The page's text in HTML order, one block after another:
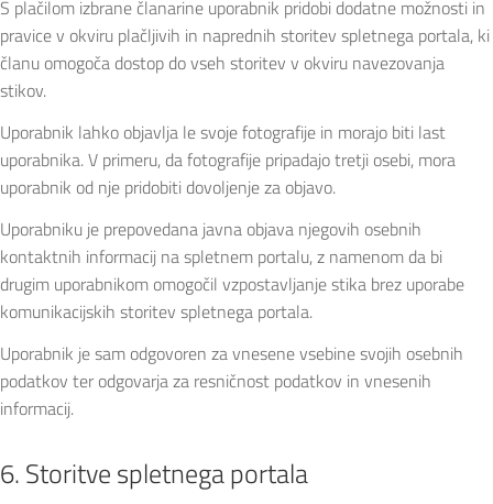
S plačilom izbrane članarine uporabnik pridobi dodatne možnosti in
pravice v okviru plačljivih in naprednih storitev spletnega portala, ki
članu omogoča dostop do vseh storitev v okviru navezovanja
stikov.
Uporabnik lahko objavlja le svoje fotografije in morajo biti last
uporabnika. V primeru, da fotografije pripadajo tretji osebi, mora
uporabnik od nje pridobiti dovoljenje za objavo.
Uporabniku je prepovedana javna objava njegovih osebnih
kontaktnih informacij na spletnem portalu, z namenom da bi
drugim uporabnikom omogočil vzpostavljanje stika brez uporabe
komunikacijskih storitev spletnega portala.
Uporabnik je sam odgovoren za vnesene vsebine svojih osebnih
podatkov ter odgovarja za resničnost podatkov in vnesenih
informacij.
6. Storitve spletnega portala